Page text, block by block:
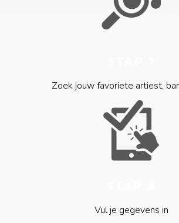
Zoek jouw favoriete artiest,
Vul je gegevens in